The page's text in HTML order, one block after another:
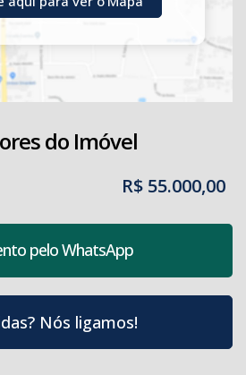
do Imóvel
R$ 55.000,00
peloWhatsApp
Nós ligamos!